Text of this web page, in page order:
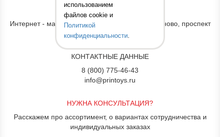
Интернет - магазин "Принт Тойс" Россия, г. Иваново, проспект
Строителей, д. 31
КОНТАКТНЫЕ ДАННЫЕ
8 (800) 775-46-43
info@printoys.ru
НУЖНА КОНСУЛЬТАЦИЯ?
Расскажем про ассортимент, о вариантах сотрудничества и
индивидуальных заказах
использованием
файлов cookie и
Политикой
конфиденциальности